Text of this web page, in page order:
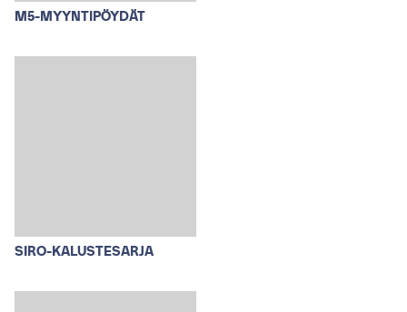
M5-MYYNTIPÖYDÄT
SIRO-KALUSTESARJA